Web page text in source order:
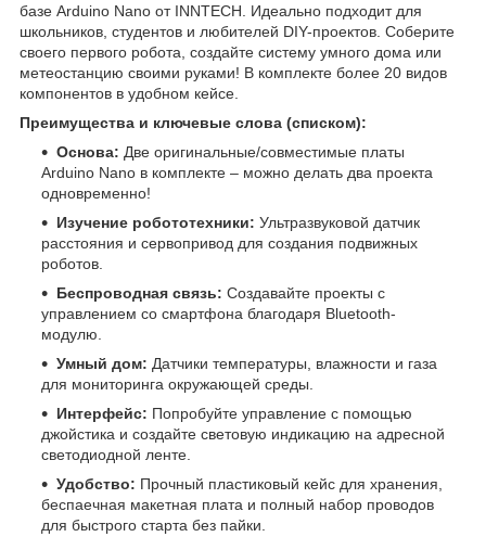
базе Arduino Nano от INNTECH. Идеально подходит для
школьников, студентов и любителей DIY-проектов. Соберите
своего первого робота, создайте систему умного дома или
метеостанцию своими руками! В комплекте более 20 видов
компонентов в удобном кейсе.
Преимущества и ключевые слова (списком):
Основа: Две оригинальные/совместимые платы
Arduino Nano в комплекте – можно делать два проекта
одновременно!
Изучение робототехники: Ультразвуковой датчик
расстояния и сервопривод для создания подвижных
роботов.
Беспроводная связь: Создавайте проекты с
управлением со смартфона благодаря Bluetooth-
модулю.
Умный дом: Датчики температуры, влажности и газа
для мониторинга окружающей среды.
Интерфейс: Попробуйте управление с помощью
джойстика и создайте световую индикацию на адресной
светодиодной ленте.
Удобство: Прочный пластиковый кейс для хранения,
беспаечная макетная плата и полный набор проводов
для быстрого старта без пайки.